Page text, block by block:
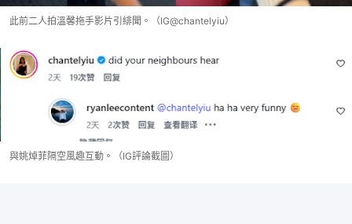
此前二人拍溫馨拖手影片引緋聞。（IG@chantelyiu）
與姚焯菲隔空風趣互動。（IG評論截圖）